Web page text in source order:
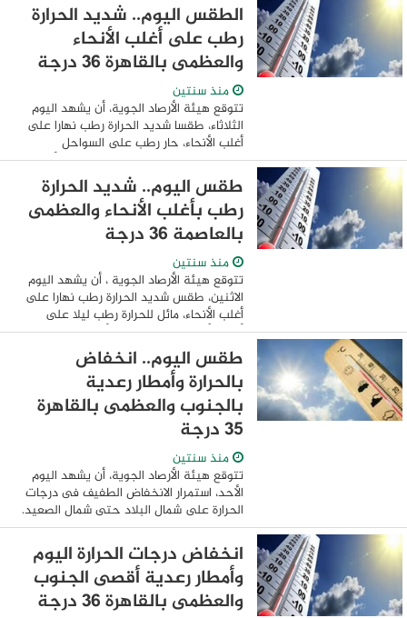
مناطق من جنوب الصعيد وجنوب سلاسل
جبال ...
الطقس اليوم.. شديد الحرارة
رطب على أغلب الأنحاء
والعظمى بالقاهرة 36 درجة
منذ سنتين
تتوقع هيئة الأرصاد الجوية، أن يشهد اليوم
الثلاثاء، طقسا شديد الحرارة رطب نهارا على
أغلب الأنحاء، حار رطب على السواحل
الشمالية، مائل للحرارة رطب ليلا على أغلب
الأنحاء. ومتوقع اليوم أن يشهد استمرار ...
طقس اليوم.. شديد الحرارة
رطب بأغلب الأنحاء والعظمى
بالعاصمة 36 درجة
منذ سنتين
تتوقع هيئة الأرصاد الجوية ، أن يشهد اليوم
الاثنين، طقس شديد الحرارة رطب نهارا على
أغلب الأنحاء، مائل للحرارة رطب ليلا على
أغلب الأنحاء. ومتوقع اليوم أن يشهد استمرار
ارتفاع نسب الرطوبة ما يزيد من ...
طقس اليوم.. انخفاض
بالحرارة وأمطار رعدية
بالجنوب والعظمى بالقاهرة
35 درجة
منذ سنتين
تتوقع هيئة الأرصاد الجوية، أن يشهد اليوم
الأحد، استمرار الانخفاض الطفيف فى درجات
الحرارة على شمال البلاد حتى شمال الصعيد.
وكشف الدكتور محمود شاهين، مدير عام إدارة
التنبؤات الجوية والانذار المبكر ...
انخفاض درجات الحرارة اليوم
وأمطار رعدية أقصى الجنوب
والعظمى بالقاهرة 36 درجة